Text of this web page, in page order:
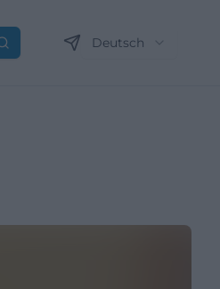
Suchen Deutsch